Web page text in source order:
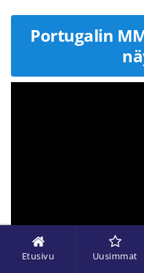
Etusivu Uusimmat
Portugalin